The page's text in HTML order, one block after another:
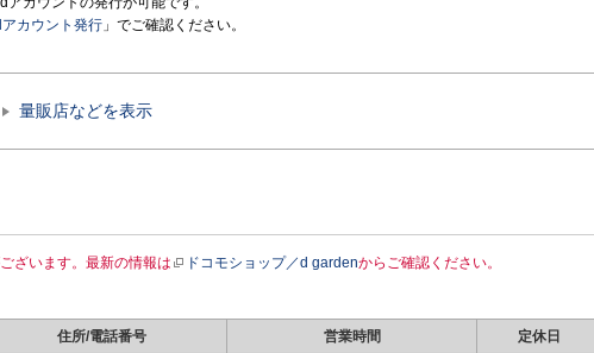
カウント発行 」でご確認ください。
量販店などを表示
ざいます。最新の情報は ドコモショップ／d gardenからご確認ください。
住所/電話番号 営業時間 定休日